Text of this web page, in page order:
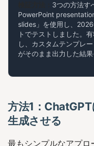
3つの方法す
PowerPoint
slides」を使用し、
トでテストしました。
し、カスタムテンプレ
がそのまま出力した結果
方法1：
生成させる
最もシンプルなアプ